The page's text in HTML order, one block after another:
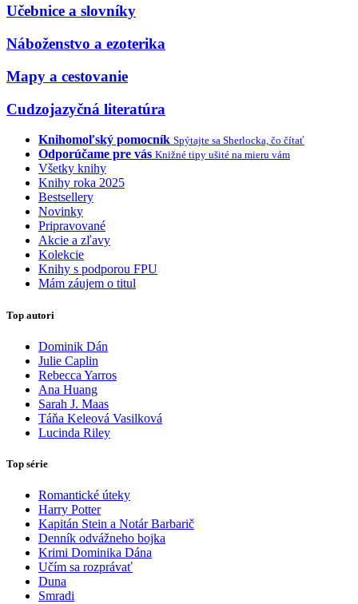
Učebnice a slovníky
Náboženstvo a ezoterika
Mapy a cestovanie
Cudzojazyčná literatúra
Knihomoľský pomocník Spýtajte sa Sherlocka, čo čítať
Odporúčame pre vás Knižné tipy ušité na mieru vám
Všetky knihy
Knihy roka 2025
Bestsellery
Novinky
Pripravované
Akcie a zľavy
Kolekcie
Knihy s podporou FPU
Mám záujem o titul
Top autori
Dominik Dán
Julie Caplin
Rebecca Yarros
Ana Huang
Sarah J. Maas
Táňa Keleová Vasilková
Lucinda Riley
Top série
Romantické úteky
Harry Potter
Kapitán Stein a Notár Barbarič
Denník odvážneho bojka
Krimi Dominika Dána
Učím sa rozprávať
Duna
Smradi